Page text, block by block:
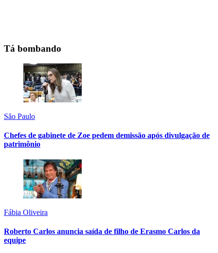
Tá bombando
São Paulo
Chefes de gabinete de Zoe pedem demissão após divulgação de
patrimônio
Fábia Oliveira
Roberto Carlos anuncia saída de filho de Erasmo Carlos da
equipe